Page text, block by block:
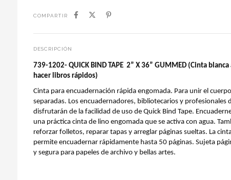
COMPARTIR
DESCRIPCIÓN
739-1202- QUICK BIND TAPE  2” X 36” GUMMED (Cinta
hacer libros rápidos)
Cinta para encuadernación rápida engomada. Para unir el
separadas. Los encuadernadores, bibliotecarios y profesionales
disfrutarán de la facilidad de uso de Quick Bind Tape.
una práctica cinta de lino engomada que se activa con agua.
reforzar folletos, reparar tapas y arreglar páginas sueltas. La
permite encuadernar rápidamente hasta 50 páginas. Sujeta
y segura para papeles de archivo y bellas artes.